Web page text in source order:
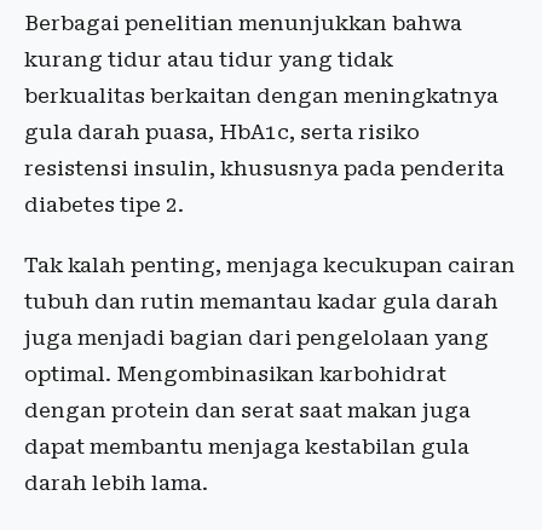
Berbagai penelitian menunjukkan bahwa
kurang tidur atau tidur yang tidak
berkualitas berkaitan dengan meningkatnya
gula darah puasa, HbA1c, serta risiko
resistensi insulin, khususnya pada penderita
diabetes tipe 2.
Tak kalah penting, menjaga kecukupan cairan
tubuh dan rutin memantau kadar gula darah
juga menjadi bagian dari pengelolaan yang
optimal. Mengombinasikan karbohidrat
dengan protein dan serat saat makan juga
dapat membantu menjaga kestabilan gula
darah lebih lama.